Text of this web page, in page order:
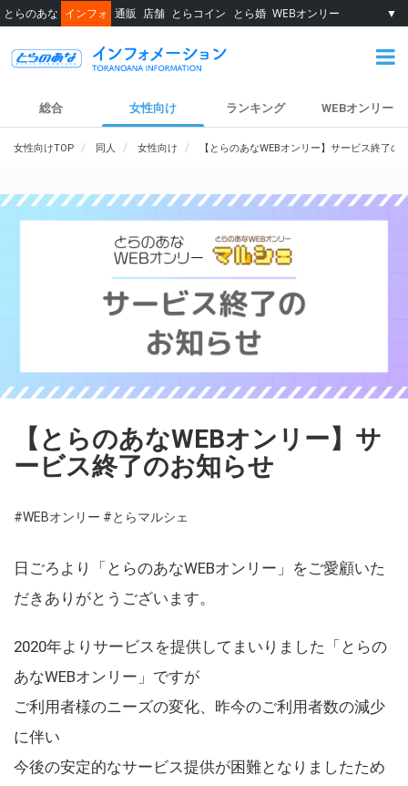
とらのあな インフォ 通販 店舗 とらコイン とら婚 WEBオンリー ▼
総合 女性向け ランキング WEBオンリー
女性向けTOP 同人 女性向け 【とらのあなWEBオンリー】サービス終了の
【とらのあなWEBオンリー】サ
ービス終了のお知らせ
#WEBオンリー #とらマルシェ
日ごろより「とらのあなWEBオンリー」をご愛顧いた
だきありがとうございます。
2020年よりサービスを提供してまいりました「とらの
あなWEBオンリー」ですが
ご利用者様のニーズの変化、昨今のご利用者数の減少
に伴い
今後の安定的なサービス提供が困難となりましたため